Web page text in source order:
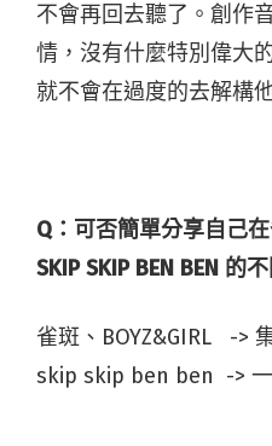
不會再回去聽了。創作
情，沒有什麼特別偉大
就不會在過度的去解構
Q：可否簡單分享自己
SKIP SKIP BEN BEN 的
雀斑、BOYZ&GIRL ->
skip skip ben ben ->